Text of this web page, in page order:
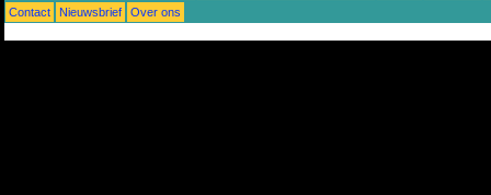
Contact
Nieuwsbrief Over ons